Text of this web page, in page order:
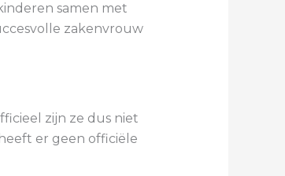
samen met
zakenvrouw
zijn ze dus niet
er geen officiële